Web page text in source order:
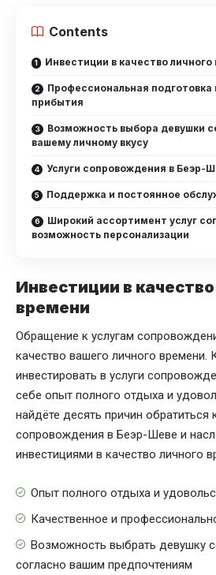
Contents
Инвестиции в качество личного
Профессиональная
прибытия
Возможность выбора девушки
вашему личному вкусу
Услуги сопровождения в Беэр-
Поддержка и постоянное
Широкий ассортимент услуг
возможность персонализации
Инвестиции в
времени
Обращение к услугам
качество вашего личного времени.
инвестировать в услуги
себе опыт полного отдыха и
найдёте десять причин обратиться
сопровождения в Беэр-Шеве и
инвестициями в качество личного
Опыт полного отдыха и
Качественное и
Возможность выбрать девушку
согласно вашим предпочтениям